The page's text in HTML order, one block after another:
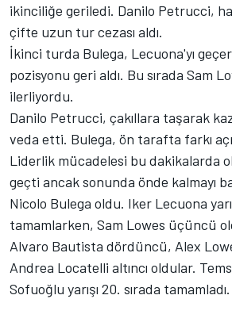
ikinciliğe geriledi. Danilo Petrucci,
çifte uzun tur cezası aldı.
İkinci turda Bulega, Lecuona'yı
pozisyonu geri aldı. Bu sırada Sam
ilerliyordu.
Danilo Petrucci, çakıllara taşarak
veda etti. Bulega, ön tarafta farkı
Liderlik mücadelesi bu dakikalarda
geçti ancak sonunda önde kalmayı
Nicolo Bulega oldu. Iker Lecuona
tamamlarken, Sam Lowes üçüncü
Alvaro Bautista dördüncü, Alex
Andrea Locatelli altıncı oldular.
Sofuoğlu yarışı 20. sırada tamamladı.